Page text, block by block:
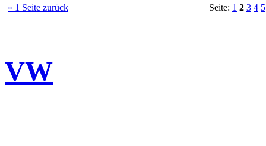
« 1 Seite zurück Seite: 1 2 3 4 5
VW